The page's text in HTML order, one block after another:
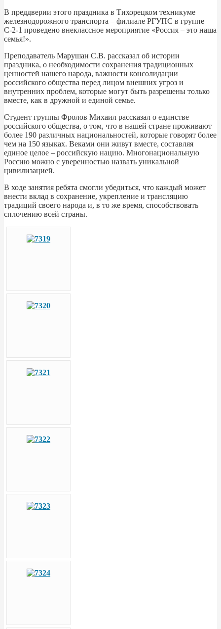
В преддверии этого праздника в Тихорецком техникуме
железнодорожного транспорта – филиале РГУПС в группе
С-2-1 проведено внеклассное мероприятие «Россия – это наша
семья!».
Преподаватель Марушан С.В. рассказал об истории
праздника, о необходимости сохранения традиционных
ценностей нашего народа, важности консолидации
российского общества перед лицом внешних угроз и
внутренних проблем, которые могут быть разрешены только
вместе, как в дружной и единой семье.
Студент группы Фролов Михаил рассказал о единстве
российского общества, о том, что в нашей стране проживают
более 190 различных национальностей, которые говорят более
чем на 150 языках. Веками они живут вместе, составляя
единое целое – российскую нацию. Многонациональную
Россию можно с уверенностью назвать уникальной
цивилизацией.
В ходе занятия ребята смогли убедиться, что каждый может
внести вклад в сохранение, укрепление и трансляцию
традиций своего народа и, в то же время, способствовать
сплочению всей страны.